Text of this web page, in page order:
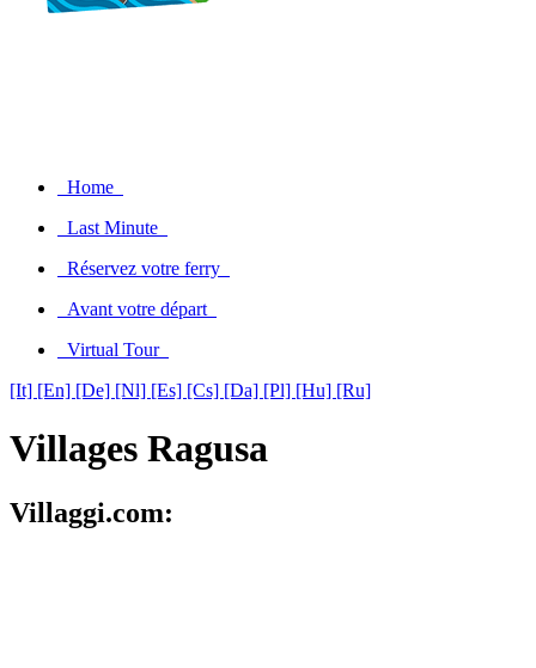
Home
Last Minute
Réservez votre ferry
Avant votre départ
Virtual Tour
[It] [En] [De] [Nl] [Es] [Cs] [Da] [Pl] [Hu] [Ru]
Villages Ragusa
Villaggi.com: